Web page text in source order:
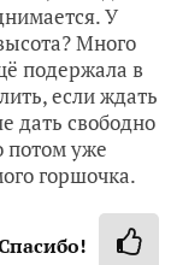
У
Много
подержала в
если ждать
дать свободно
потом уже
горшочка.